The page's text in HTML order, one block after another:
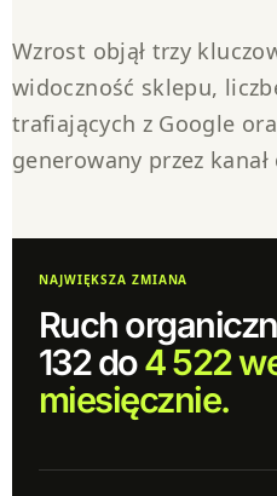
Wzrost objął trzy
widoczność sklepu,
trafiających z Google
generowany przez
NAJWIĘKSZA ZMIANA
Ruch
132 do4 522
miesięcznie.